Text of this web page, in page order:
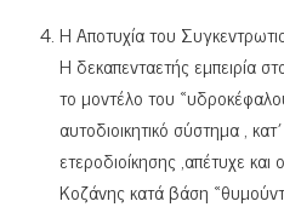
Η Αποτυχία του
Η δεκαπενταετής εμπειρία
το μοντέλο του
αυτοδιοικητικό σύστημα ,
ετεροδιοίκησης ,απέτυχε
Κοζάνης κατά βάση